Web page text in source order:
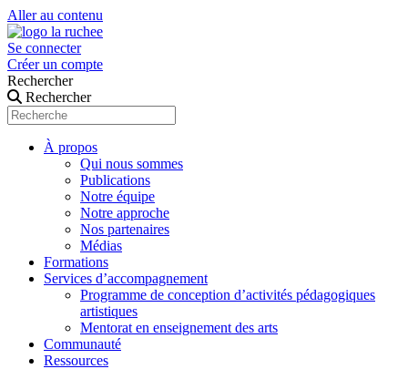
Aller au contenu
Se connecter
Créer un compte
Rechercher
Rechercher
À propos
Qui nous sommes
Publications
Notre équipe
Notre approche
Nos partenaires
Médias
Formations
Services d’accompagnement
Programme de conception d’activités pédagogiques
artistiques
Mentorat en enseignement des arts
Communauté
Ressources